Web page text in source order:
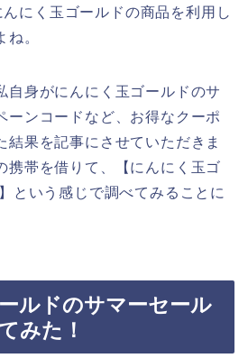
にく玉ゴールドの商品を利用し
。
自身がにんにく玉ゴールドのサ
ーンコードなど、お得なクーポ
結果を記事にさせていただきま
携帯を借りて、【にんにく玉ゴ
という感じで調べてみることに
ルドのサマーセール
みた！